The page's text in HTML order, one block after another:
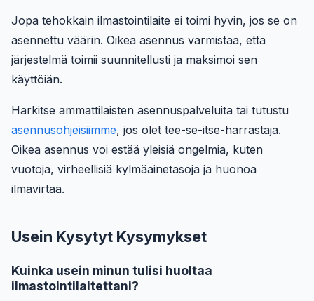
Jopa tehokkain ilmastointilaite ei toimi hyvin, jos se on
asennettu väärin. Oikea asennus varmistaa, että
järjestelmä toimii suunnitellusti ja maksimoi sen
käyttöiän.
Harkitse ammattilaisten asennuspalveluita tai tutustu
asennusohjeisiimme, jos olet tee-se-itse-harrastaja.
Oikea asennus voi estää yleisiä ongelmia, kuten
vuotoja, virheellisiä kylmäainetasoja ja huonoa
ilmavirtaa.
Usein Kysytyt Kysymykset
Kuinka usein minun tulisi huoltaa
ilmastointilaitettani?